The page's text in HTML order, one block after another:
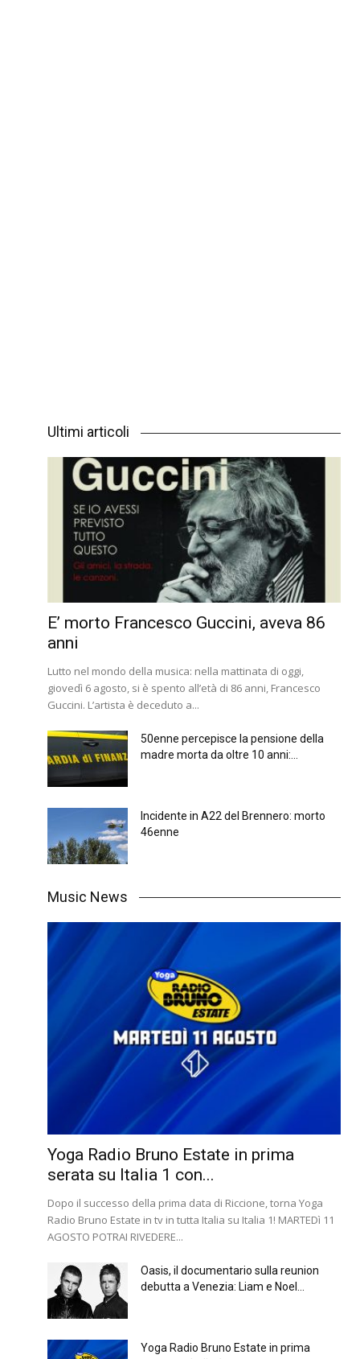
Ultimi articoli
E’ morto Francesco Guccini, aveva 86
anni
Lutto nel mondo della musica: nella mattinata di oggi,
giovedì 6 agosto, si è spento all’età di 86 anni, Francesco
Guccini. L’artista è deceduto a...
50enne percepisce la pensione della
madre morta da oltre 10 anni:...
Incidente in A22 del Brennero: morto
46enne
Music News
Yoga Radio Bruno Estate in prima
serata su Italia 1 con...
Dopo il successo della prima data di Riccione, torna Yoga
Radio Bruno Estate in tv in tutta Italia su Italia 1! MARTEDì 11
AGOSTO POTRAI RIVEDERE...
Oasis, il documentario sulla reunion
debutta a Venezia: Liam e Noel...
Yoga Radio Bruno Estate in prima